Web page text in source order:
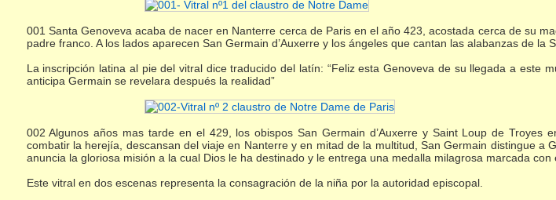
001 Santa Genoveva acaba de nacer en Nanterre cerca de Paris en el año 423, acostada cerca de su
padre franco. A los lados aparecen San Germain d’Auxerre y los ángeles que cantan las alabanzas de la
La inscripción latina al pie del vitral dice traducido del latín: “Feliz esta Genoveva de su llegada a este
anticipa Germain se revelara después la realidad”
002 Algunos años mas tarde en el 429, los obispos San Germain d’Auxerre y Saint Loup de Troyes
combatir la herejía, descansan del viaje en Nanterre y en mitad de la multitud, San Germain distingue a
anuncia la gloriosa misión a la cual Dios le ha destinado y le entrega una medalla milagrosa marcada con
Este vitral en dos escenas representa la consagración de la niña por la autoridad episcopal.